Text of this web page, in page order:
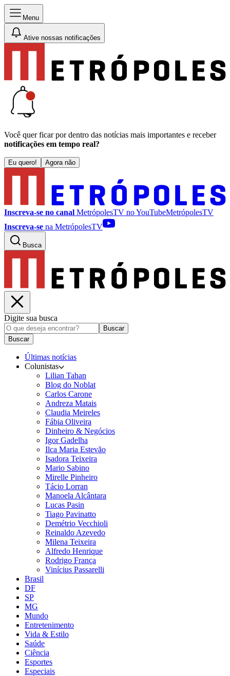
Menu
Ative nossas notificações
Você quer ficar por dentro das notícias mais importantes e receber
notificações em tempo real?
Eu quero! Agora não
Inscreva-se no canal MetrópolesTV noYouTubeMetrópolesTV
Inscreva-se na MetrópolesTV
Busca
Digite sua busca
Buscar
Buscar
Últimas notícias
Colunistas
Lilian Tahan
Blog do Noblat
Carlos Carone
Andreza Matais
Claudia Meireles
Fábia Oliveira
Dinheiro & Negócios
Igor Gadelha
Ilca Maria Estevão
Isadora Teixeira
Mario Sabino
Mirelle Pinheiro
Tácio Lorran
Manoela Alcântara
Lucas Pasin
Tiago Pavinatto
Demétrio Vecchioli
Reinaldo Azevedo
Milena Teixeira
Alfredo Henrique
Rodrigo França
Vinícius Passarelli
Brasil
DF
SP
MG
Mundo
Entretenimento
Vida & Estilo
Saúde
Ciência
Esportes
Especiais